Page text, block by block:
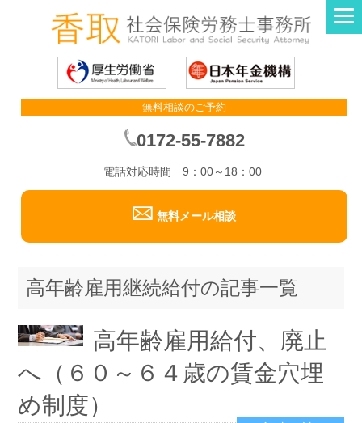
無料相談のご予約
0172-55-7882
電話対応時間 9：00～18：00
無料メール相談
高年齢雇用継続給付の記事一覧
高年齢雇用給付、廃止
へ（６０～６４歳の賃金穴埋
め制度）